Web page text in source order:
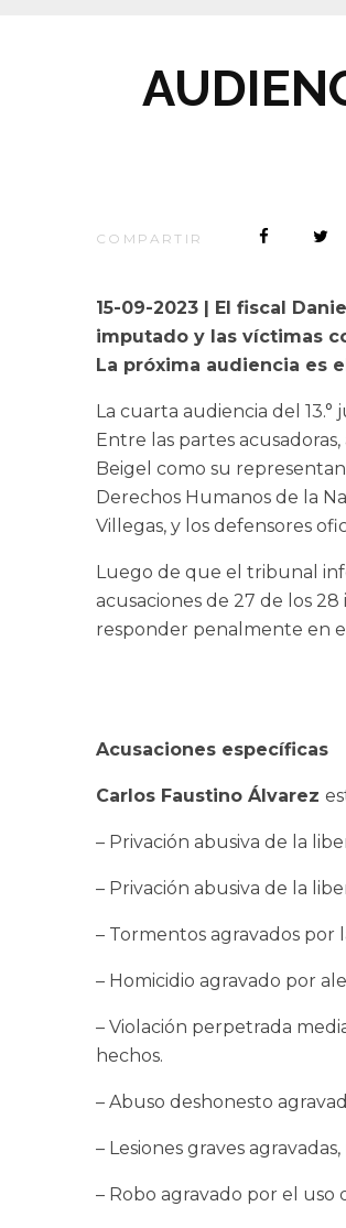
COMPARTIR
15-09-2023 | El fiscal
imputado y las víctimas
La próxima audiencia es
La cuarta audiencia del
Entre las partes
Beigel como su
Derechos Humanos de la
Villegas, y los defensores
Luego de que el tribunal
acusaciones de 27 de los
responder penalmente en
Acusaciones específicas
Carlos Faustino Álvarez
– Privación abusiva de la
– Privación abusiva de la
– Tormentos agravados
– Homicidio agravado por
– Violación perpetrada
hechos.
– Abuso deshonesto
– Lesiones graves
– Robo agravado por el uso